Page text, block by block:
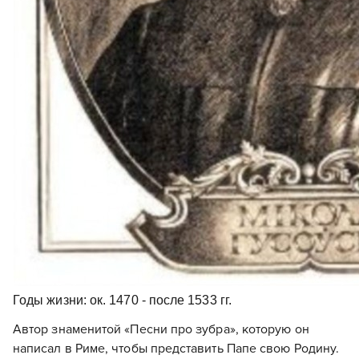
Годы жизни: ок. 1470 - после 1533 гг.
Автор знаменитой «Песни про зубра», которую он
написал в Риме, чтобы представить Папе свою Родину.